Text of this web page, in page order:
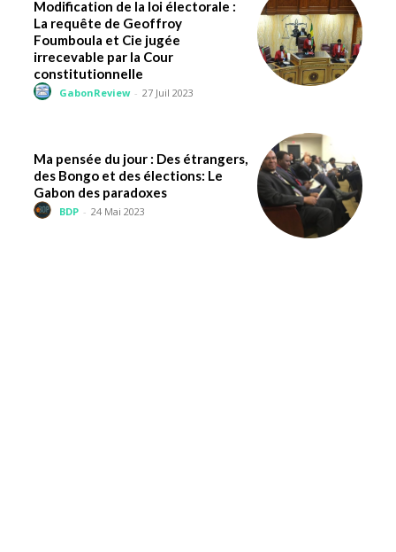
Modification de la loi électorale :
La requête de Geoffroy
Foumboula et Cie jugée
irrecevable par la Cour
constitutionnelle
GabonReview - 27 Juil 2023
Ma pensée du jour : Des étrangers,
des Bongo et des élections: Le
Gabon des paradoxes
BDP - 24 Mai 2023